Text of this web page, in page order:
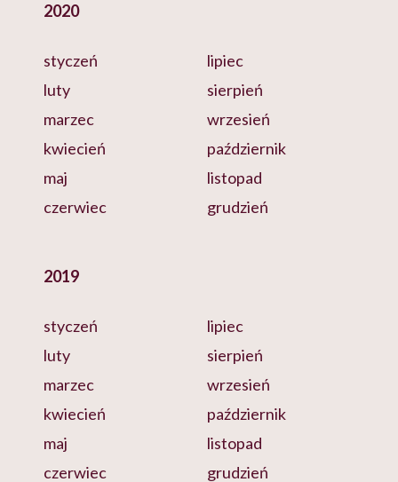
2020
styczeń
luty
marzec
kwiecień
maj
czerwiec
lipiec
sierpień
wrzesień
październik
listopad
grudzień
2019
styczeń
luty
marzec
kwiecień
maj
czerwiec
lipiec
sierpień
wrzesień
październik
listopad
grudzień